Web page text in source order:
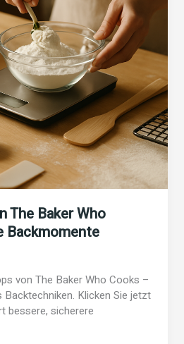
The Baker Who
Backmomente
von The Baker Who Cooks –
Klicken Sie jetzt
bessere, sicherere